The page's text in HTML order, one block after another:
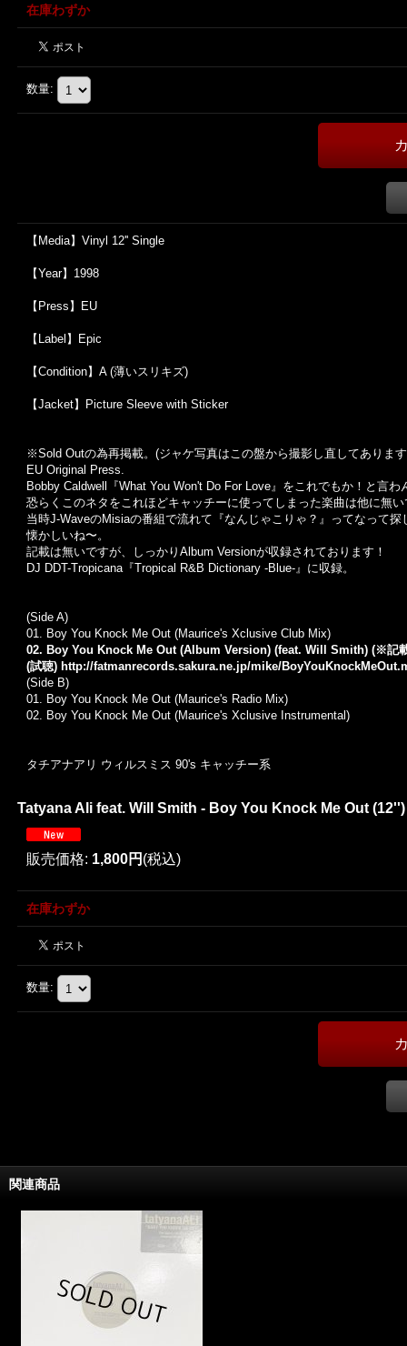
在庫わずか
数量:
【Media】Vinyl 12'' Single
【Year】1998
【Press】EU
【Label】Epic
【Condition】A (薄いスリキズ)
【Jacket】Picture Sleeve with Sticker
※Sold Outの為再掲載。(ジャケ写真はこの盤から撮影し直してありま
EU Original Press.
Bobby Caldwell『What You Won't Do For Love』をこれでもか！と言
恐らくこのネタをこれほどキャッチーに使ってしまった楽曲は他に無
当時J-WaveのMisiaの番組で流れて『なんじゃこりゃ？』ってなって
懐かしいね〜。
記載は無いですが、しっかりAlbum Versionが収録されております！
DJ DDT-Tropicana『Tropical R&B Dictionary -Blue-』に収録。
(Side A)
01. Boy You Knock Me Out (Maurice's Xclusive Club Mix)
02. Boy You Knock Me Out (Album Version) (feat. Will Smith) (※記
(試聴) http://fatmanrecords.sakura.ne.jp/mike/
(Side B)
01. Boy You Knock Me Out (Maurice's Radio Mix)
02. Boy You Knock Me Out (Maurice's Xclusive Instrumental)
タチアナアリ ウィルスミス 90's キャッチー系
Tatyana Ali feat. Will Smith - Boy You Knock Me Out (12'')
販売価格: 1,800円 (税込)
在庫わずか
数量:
関連商品